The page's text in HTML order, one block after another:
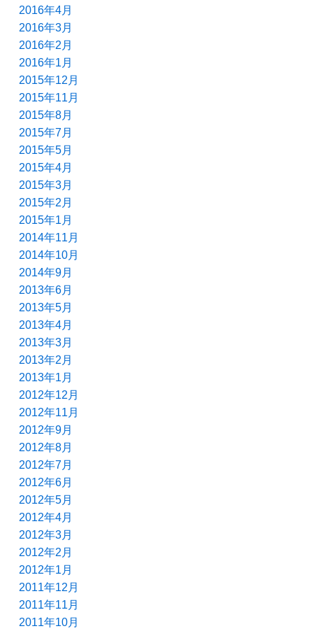
2016年4月
2016年3月
2016年2月
2016年1月
2015年12月
2015年11月
2015年8月
2015年7月
2015年5月
2015年4月
2015年3月
2015年2月
2015年1月
2014年11月
2014年10月
2014年9月
2013年6月
2013年5月
2013年4月
2013年3月
2013年2月
2013年1月
2012年12月
2012年11月
2012年9月
2012年8月
2012年7月
2012年6月
2012年5月
2012年4月
2012年3月
2012年2月
2012年1月
2011年12月
2011年11月
2011年10月